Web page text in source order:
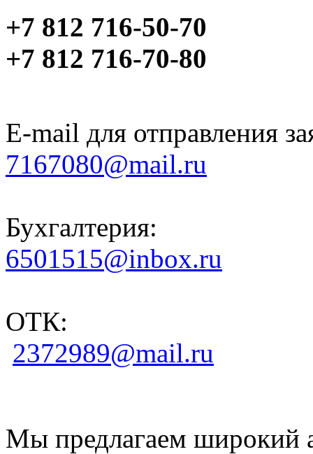
+7 812 716-50-70
+7 812 716-70-80
E-mail для отправления
7167080@mail.ru
Бухгалтерия:
6501515@inbox.ru
ОТК:
2372989@mail.ru
Мы предлагаем широкий